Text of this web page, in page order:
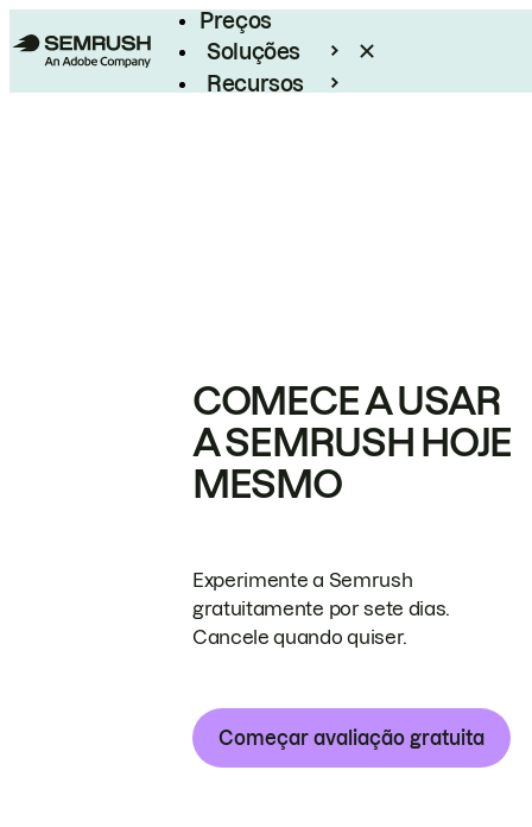
Preços
Soluções
Recursos
COMECE A USAR
A SEMRUSH HOJE
MESMO
Experimente a Semrush
gratuitamente por sete dias.
Cancele quando quiser.
Começar avaliação gratuita